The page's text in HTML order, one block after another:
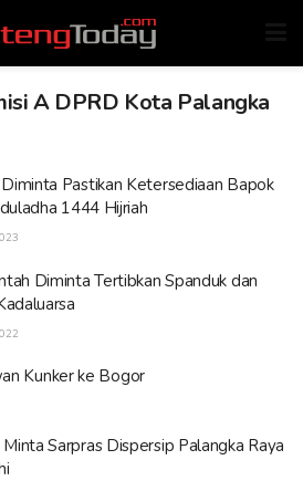
A DPRD Kota Palangka
Pastikan Ketersediaan Bapok
1444 Hijriah
Diminta Tertibkan Spanduk dan
Kunker ke Bogor
Sarpras Dispersip Palangka Raya